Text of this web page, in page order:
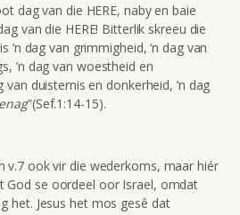
dag van die HERE, naby en baie
van die HERE! Bitterlik skreeu die
‘n dag van grimmigheid, ‘n dag van
‘n dag van woestheid en
van duisternis en donkerheid, ‘n dag
”(Sef.1:14-15).
v.7 ook vir die wederkoms, maar hiér
God se oordeel oor Israel, omdat
het. Jesus het mos gesê dat